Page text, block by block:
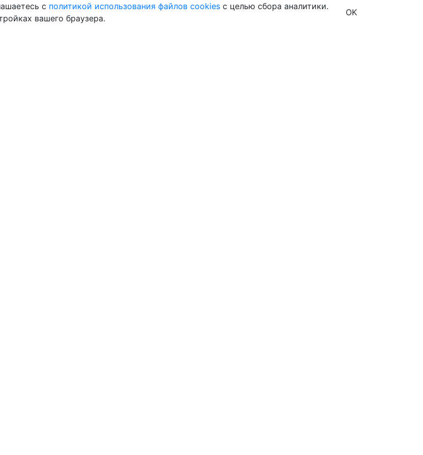
с политикой использования файлов cookies с целью сбора аналитики.
вашего браузера.
OK